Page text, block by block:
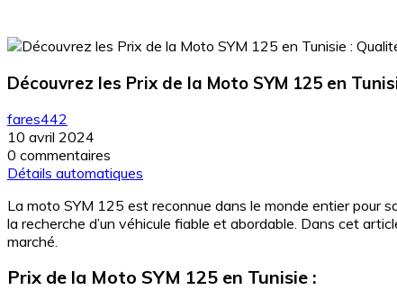
Découvrez les Prix de la Moto SYM 125 en
fares442
10 avril 2024
0 commentaires
Détails automatiques
La moto SYM 125 est reconnue dans le monde entier pour
la recherche d’un véhicule fiable et abordable. Dans cet
marché.
Prix de la Moto SYM 125 en Tunisie :